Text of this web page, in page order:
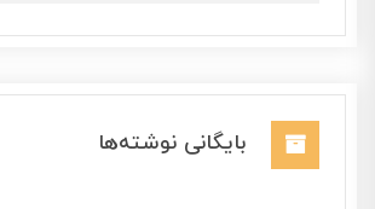
بایگانی نوشته‌ها